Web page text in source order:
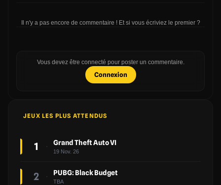
Il n'y a pas encore de commentaire ! Et si vous écriviez le premier ?
Vous devez être connecté pour poster un commentaire.
Connexion
JEUX LES PLUS ATTENDUS
1 Grand Theft Auto VI
19 Nov. 26
2 PUBG: Black Budget
TBA